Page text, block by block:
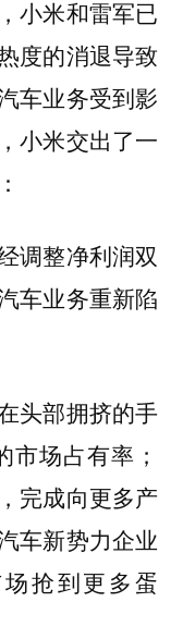
小米和雷军已
度的消退导致
车业务受到影
小米交出了一
调整净利润双
车业务重新陷
头部拥挤的手
场占有率；
完成向更多产
车新势力企业
抢到更多蛋